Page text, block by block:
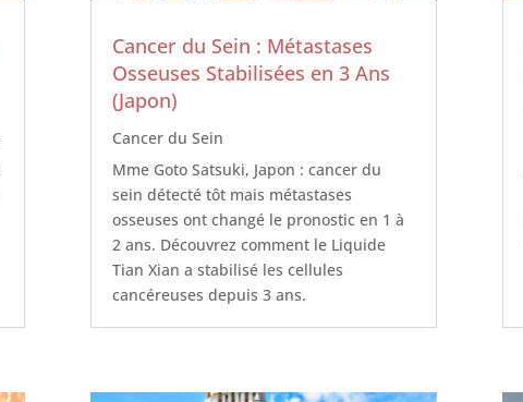
Cancer du Sein : Métastases
Osseuses Stabilisées en 3 Ans
(Japon)
Cancer du Sein
Mme Goto Satsuki, Japon : cancer du
sein détecté tôt mais métastases
osseuses ont changé le pronostic en 1 à
2 ans. Découvrez comment le Liquide
Tian Xian a stabilisé les cellules
cancéreuses depuis 3 ans.